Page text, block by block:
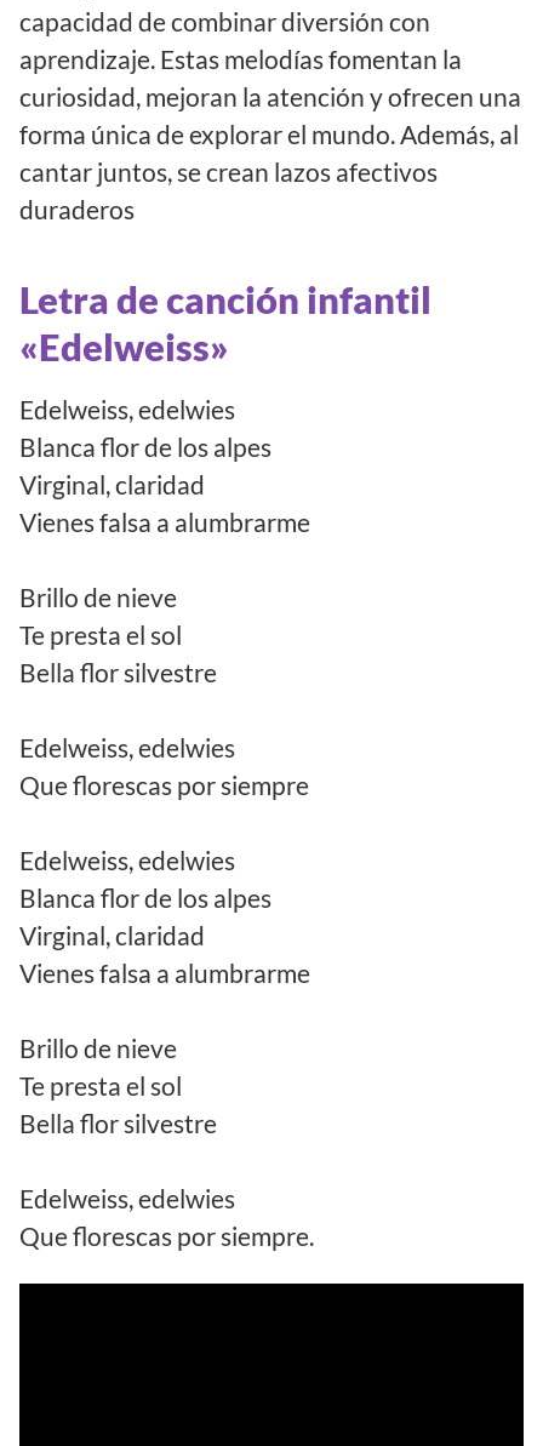
capacidad de combinar diversión con
aprendizaje. Estas melodías fomentan la
curiosidad, mejoran la atención y ofrecen una
forma única de explorar el mundo. Además, al
cantar juntos, se crean lazos afectivos
duraderos
Letra de canción infantil
«Edelweiss»
Edelweiss, edelwies
Blanca flor de los alpes
Virginal, claridad
Vienes falsa a alumbrarme
Brillo de nieve
Te presta el sol
Bella flor silvestre
Edelweiss, edelwies
Que florescas por siempre
Edelweiss, edelwies
Blanca flor de los alpes
Virginal, claridad
Vienes falsa a alumbrarme
Brillo de nieve
Te presta el sol
Bella flor silvestre
Edelweiss, edelwies
Que florescas por siempre.